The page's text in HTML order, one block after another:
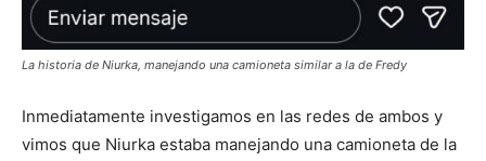
La historia de Niurka, manejando una camioneta similar a la de Fredy
Inmediatamente investigamos en las redes de ambos y
vimos que Niurka estaba manejando una camioneta de la